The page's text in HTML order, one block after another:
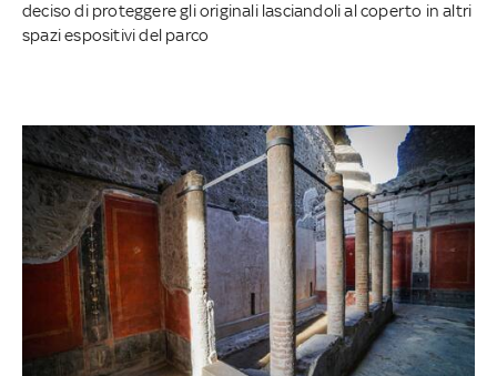
deciso di proteggere gli originali lasciandoli al coperto in altri
spazi espositivi del parco